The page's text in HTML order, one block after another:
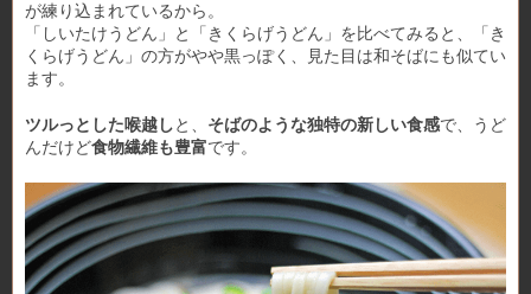
が練り込まれているから。
「しいたけうどん」と「きくらげうどん」を比べてみると、「き
くらげうどん」の方がやや黒っぽく、見た目は和そばにも似てい
ます。
ツルっとした喉越しと、 そばのような独特の新しい食感で、うど
んだけど食物繊維も豊富です。